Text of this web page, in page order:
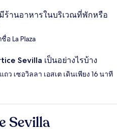
ร้านอาหารในบริเวณที่พักหรือ
La Plaza
Sevilla เป็นอย่างไรบ้าง
ถว เซอวิลลา เอสเต เดินเพียง 16 นาที
Sevilla